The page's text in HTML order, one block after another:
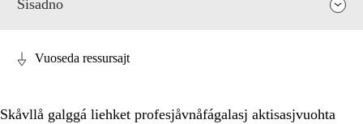
Sisadno
Vuoseda ressursajt
Skåvllå galggá liehket profesjåvnåfágalasj aktisasjvuohta